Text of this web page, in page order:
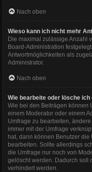
Nach oben
Wieso kann ich nicht mehr
Die maximal zulässige Anzahl
Board-Administration
Antwortmöglichkeiten als
Administrator.
Nach oben
Wie bearbeite oder lösche ich
Wie bei den Beiträgen können
einem Moderator oder einem
Umfrage zu bearbeiten,
immer mit der Umfrage
hat, dann können Benutzer
bearbeiten. Sollte allerdings
die Umfrage nur noch von
gelöscht werden. Dadurch soll
verhindert werden.